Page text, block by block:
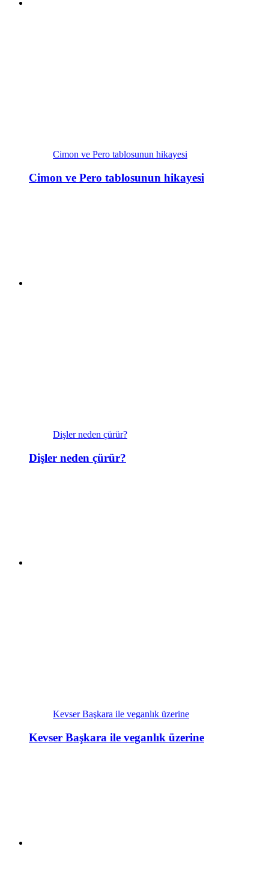
Cimon ve Pero tablosunun hikayesi
Cimon ve Pero tablosunun hikayesi
Dişler neden çürür?
Dişler neden çürür?
Kevser Başkara ile veganlık üzerine
Kevser Başkara ile veganlık üzerine